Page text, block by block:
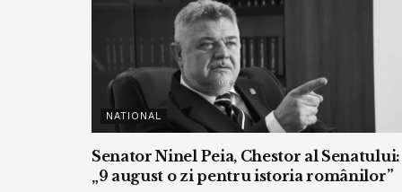
NATIONAL
Senator Ninel Peia, Chestor al Senatului:
„9 august o zi pentru istoria românilor”